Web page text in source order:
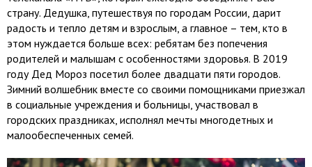
страну. Дедушка, путешествуя по городам России, дарит
радость и тепло детям и взрослым, а главное – тем, кто в
этом нуждается больше всех: ребятам без попечения
родителей и малышам с особенностями здоровья. В 2019
году Дед Мороз посетил более двадцати пяти городов.
Зимний волшебник вместе со своими помощниками приезжал
в социальные учреждения и больницы, участвовал в
городских праздниках, исполнял мечты многодетных и
малообеспеченных семей.